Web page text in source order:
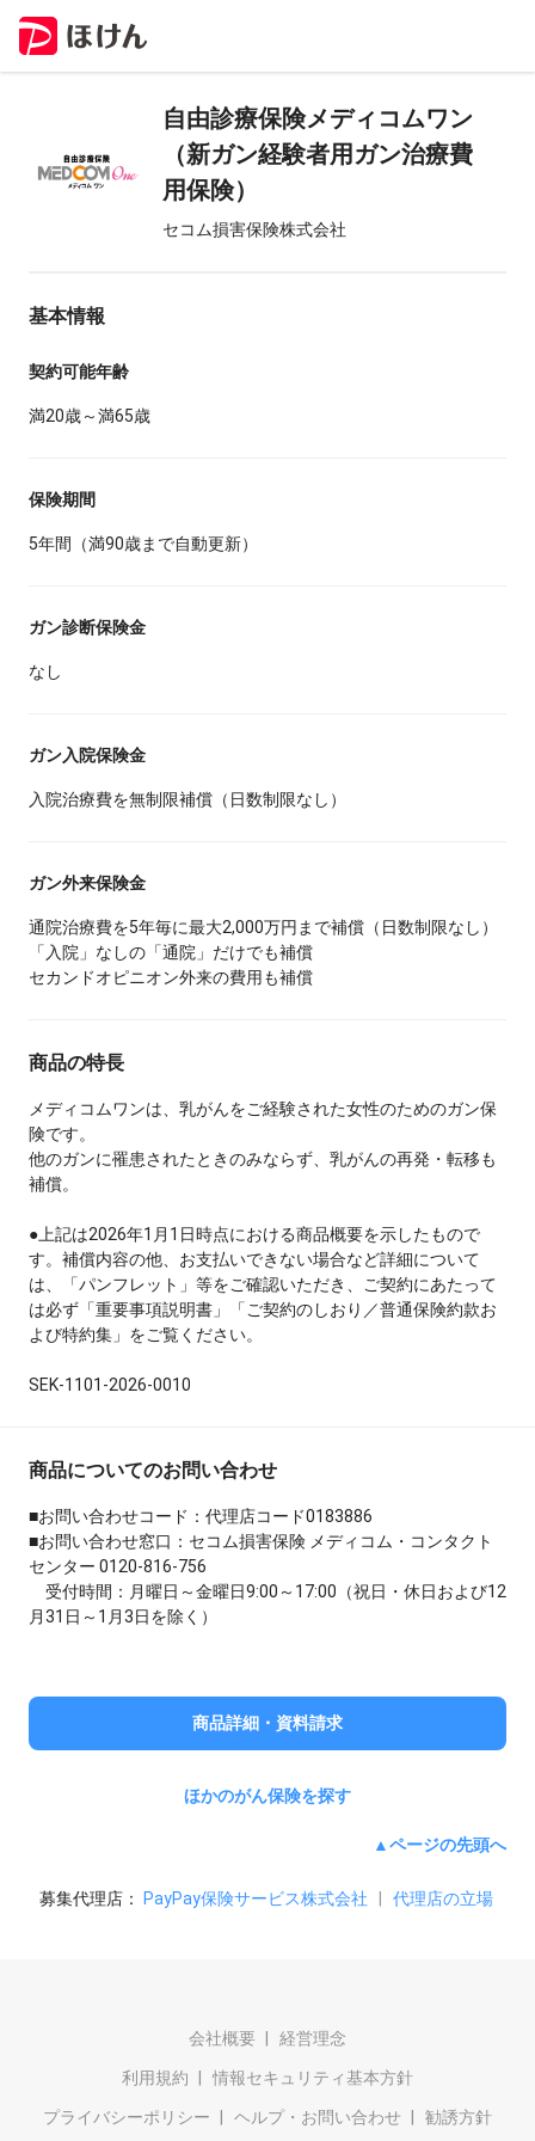
自由診療保険メディコムワン
（新ガン経験者用ガン治療費
用保険）
セコム損害保険株式会社
基本情報
契約可能年齢
満20歳～満65歳
保険期間
5年間（満90歳まで自動更新）
ガン診断保険金
なし
ガン入院保険金
入院治療費を無制限補償（日数制限なし）
ガン外来保険金
通院治療費を5年毎に最大2,000万円まで補償（日数制限なし）
「入院」なしの「通院」だけでも補償
セカンドオピニオン外来の費用も補償
商品の特長
メディコムワンは、乳がんをご経験された女性のためのガン保
険です。
他のガンに罹患されたときのみならず、乳がんの再発・転移も
補償。
●上記は2026年1月1日時点における商品概要を示したもので
す。補償内容の他、お支払いできない場合など詳細について
は、「パンフレット」等をご確認いただき、ご契約にあたって
は必ず「重要事項説明書」「ご契約のしおり／普通保険約款お
よび特約集」をご覧ください。
SEK-1101-2026-0010
商品についてのお問い合わせ
■お問い合わせコード：代理店コード0183886
■お問い合わせ窓口：セコム損害保険 メディコム・コンタクト
センター 0120-816-756
受付時間：月曜日～金曜日9:00～17:00（祝日・休日および12
月31日～1月3日を除く）
商品詳細・資料請求
ほかのがん保険を探す
▲ページの先頭へ
募集代理店： PayPay保険サービス株式会社 代理店の立場
会社概要 経営理念
利用規約 情報セキュリティ基本方針
プライバシーポリシー ヘルプ・お問い合わせ 勧誘方針